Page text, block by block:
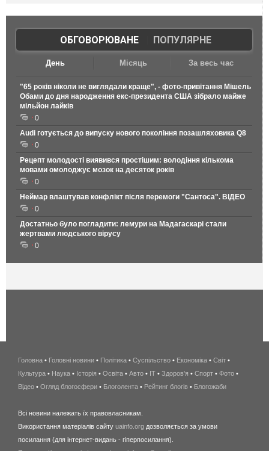
ОБГОВОРЮВАНЕ| ПОПУЛЯРНЕ
День Місяць За весь час
"65 років ніколи не виглядали краще", - фото-привітання Мішель
Обами до дня народження екс-президента США зібрало майже
мільйон лайків
0
Audi готується до випуску нового покоління позашляховика Q8
0
Рецепт молодості виявився простішим: володіння кількома
мовами омолоджує мозок на десяток років
0
Неймар влаштував конфлікт після перемоги "Сантоса". ВІДЕО
0
Достатньо було погладити: лемури на Мадагаскарі стали
жертвами людського вірусу
0
беспроводной
интернет
киев
wimax
Головна • Головні новини • Політика • Суспільство • Економіка • Світ •
Культура • Наука • Історія • Освіта • Авто • IT • Здоров'я • Спорт • Фото •
Відео • Огляд блогосфери • Блоголента • Рейтинг блогів • Блогожаби
Всі новини належать їх правовласникам.
Використання матеріалів сайту uainfo.org дозволяється за умови
посилання (для інтернет-видань - гіперпосилання).